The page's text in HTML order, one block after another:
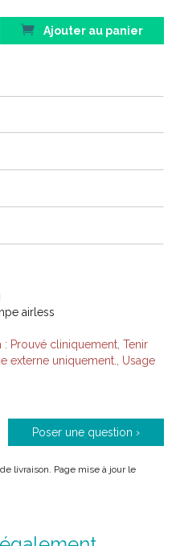
vient enrichir la gamme
et une protection
les éléments nécessaires à
et prurigineuses.
qui peut être
: sèche, grasse ou
qui peut être utilisée
et des oreilles.
Ajouter au panier
airless
: Prouvé cliniquement, Tenir
externe uniquement., Usage
Poser une question ›
livraison. Page mise à jour le